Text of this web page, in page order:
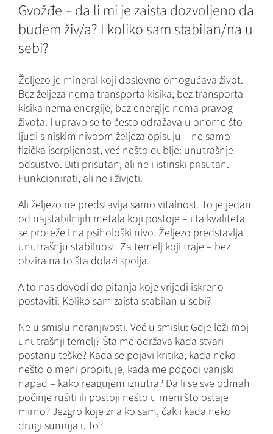
Gvožđe – da li mi je zaista dozvoljeno da
budem živ/a? I koliko sam stabilan/na u
sebi?
Željezo je mineral koji doslovno omogućava život.
Bez željeza nema transporta kisika; bez transporta
kisika nema energije; bez energije nema pravog
života. I upravo se to često odražava u onome što
ljudi s niskim nivoom željeza opisuju – ne samo
fizička iscrpljenost, već nešto dublje: unutrašnje
odsustvo. Biti prisutan, ali ne i istinski prisutan.
Funkcionirati, ali ne i živjeti.
Ali željezo ne predstavlja samo vitalnost. To je jedan
od najstabilnijih metala koji postoje – i ta kvaliteta
se proteže i na psihološki nivo. Željezo predstavlja
unutrašnju stabilnost. Za temelj koji traje – bez
obzira na to šta dolazi spolja.
A to nas dovodi do pitanja koje vrijedi iskreno
postaviti: Koliko sam zaista stabilan u sebi?
Ne u smislu neranjivosti. Već u smislu: Gdje leži moj
unutrašnji temelj? Šta me održava kada stvari
postanu teške? Kada se pojavi kritika, kada neko
nešto o meni propituje, kada me pogodi vanjski
napad – kako reagujem iznutra? Da li se sve odmah
počinje rušiti ili postoji nešto u meni što ostaje
mirno? Jezgro koje zna ko sam, čak i kada neko
drugi sumnja u to?